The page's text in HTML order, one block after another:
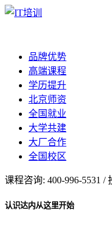
品牌优势
高端课程
学历提升
北京师资
全国就业
大学共建
大厂合作
全国校区
课程咨询: 400-996-5531 /
认识达内从这里开始